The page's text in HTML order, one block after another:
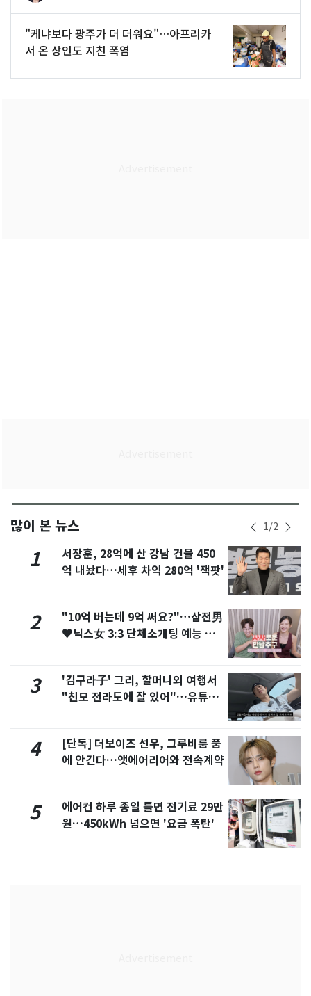
"케냐보다 광주가 더 더워요"…아프리카
서 온 상인도 지친 폭염
많이 본 뉴스 1/2
1
서장훈, 28억에 산 강남 건물 450
억 내놨다…세후 차익 280억 '잭팟'
2
"10억 버는데 9억 써요?"…삼전男
♥닉스女 3:3 단체소개팅 예능 화
3
'김구라子' 그리, 할머니외 여행서
"친모 전라도에 잘 있어"…유튜브
4
[단독] 더보이즈 선우, 그루비룸 품
에 안긴다…앳에어리어와 전속계약
5
에어컨 하루 종일 틀면 전기료 29만
원…450kWh 넘으면 '요금 폭탄'